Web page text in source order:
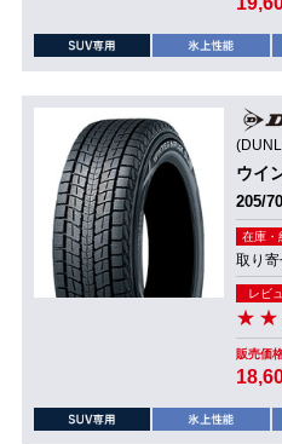
ウイ
205/
在庫・
取り
レビ
販売価